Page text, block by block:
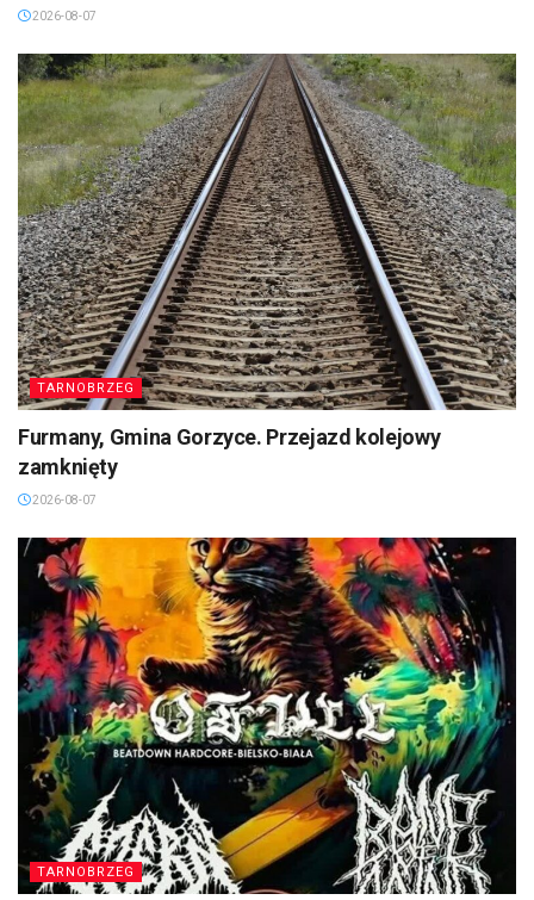
2026-08-07
TARNOBRZEG
Furmany, Gmina Gorzyce. Przejazd kolejowy
zamknięty
2026-08-07
TARNOBRZEG